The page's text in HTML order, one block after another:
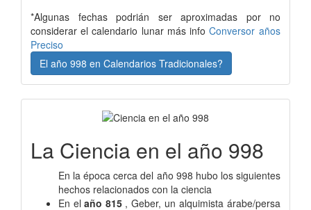
*Algunas fechas podrián ser aproximadas por no
considerar el calendario lunar más info Conversor años
Preciso
El año 998 en Calendarios Tradicionales?
La Ciencia en el año 998
En la época cerca del año 998 hubo los siguientes
hechos relacionados con la ciencia
En el año 815 , Geber, un alquimista árabe/persa